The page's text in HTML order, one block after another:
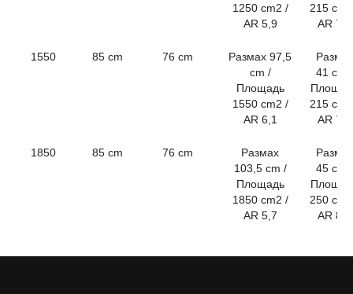
1250 cm2 /
AR 5,9
215
AR 7,8
1550 85 cm 76 cm
Размах 97,5
cm /
Площадь
1550 cm2 /
AR 6,1
Размах
41 cm /
215
AR 7,8
1850 85 cm 76 cm
Размах
103,5 cm /
Площадь
1850 cm2 /
AR 5,7
Размах
45 cm /
250
AR 8,1